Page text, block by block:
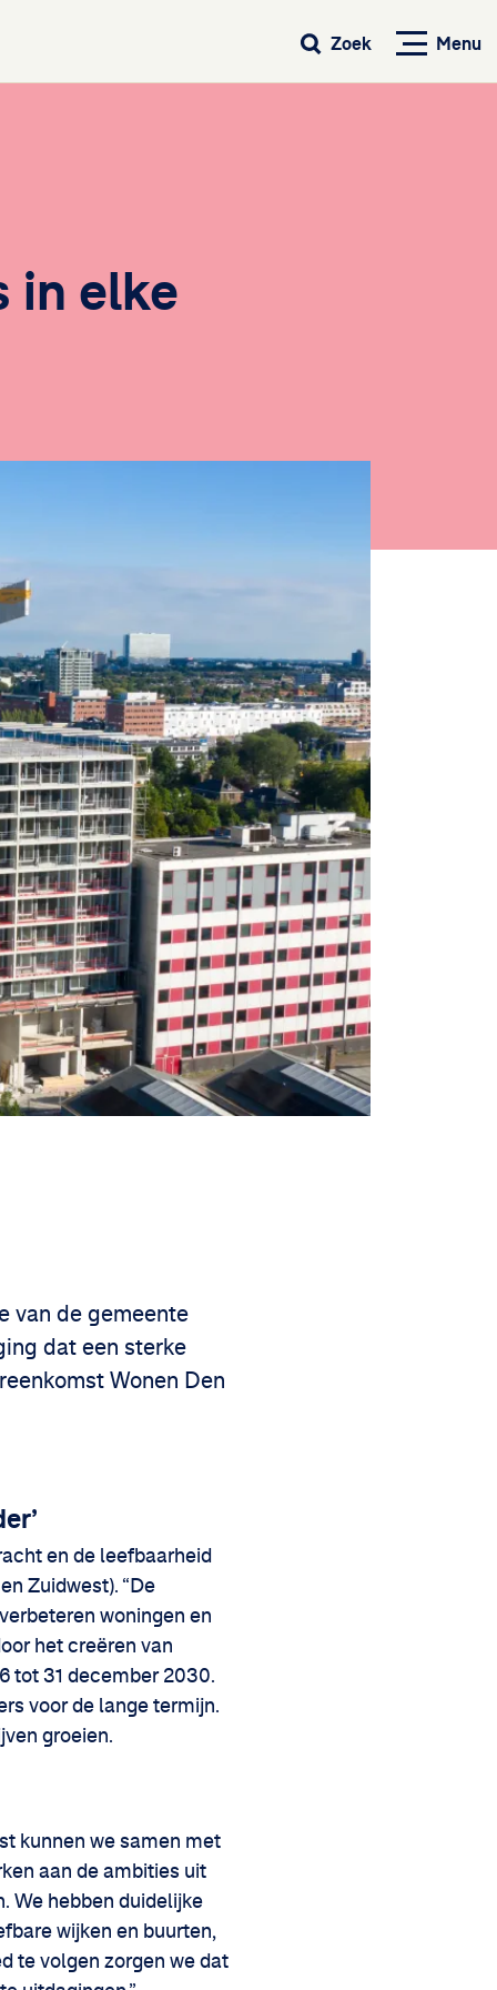
Menu
Zoek
in elke
van de gemeente
dat een sterke
Wonen Den
en de leefbaarheid
Zuidwest). “De
woningen en
het creëren van
tot 31 december 2030.
voor de lange termijn.
groeien.
kunnen we samen met
aan de ambities uit
We hebben duidelijke
wijken en buurten,
te volgen zorgen we dat